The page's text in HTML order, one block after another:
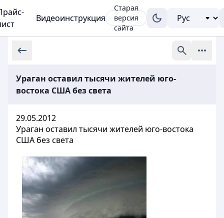
Видеоинструкция
Старая
версия
сайта
Ураган оставил тысячи жителей юго-
востока США без света
29.05.2012
Ураган оставил тысячи жителей юго-востока
США без света